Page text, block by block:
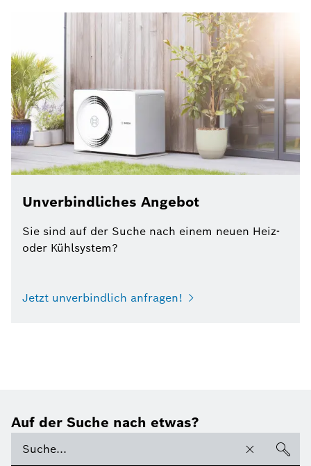
Unverbindliches Angebot
Sie sind auf der Suche nach einem neuen Heiz-
oder Kühlsystem?
Jetzt unverbindlich anfragen!
Auf der Suche nach etwas?